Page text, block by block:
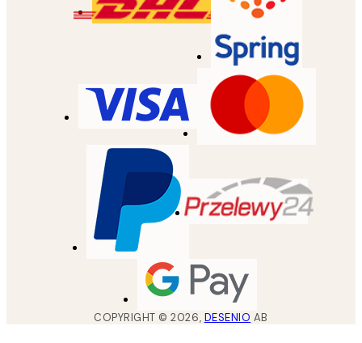
COPYRIGHT ©2026, DESENIO AB